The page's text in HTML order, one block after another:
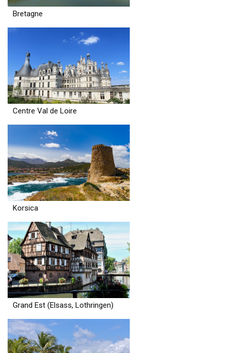
Bretagne
Centre Val de Loire
Korsica
Grand Est (Elsass, Lothringen)